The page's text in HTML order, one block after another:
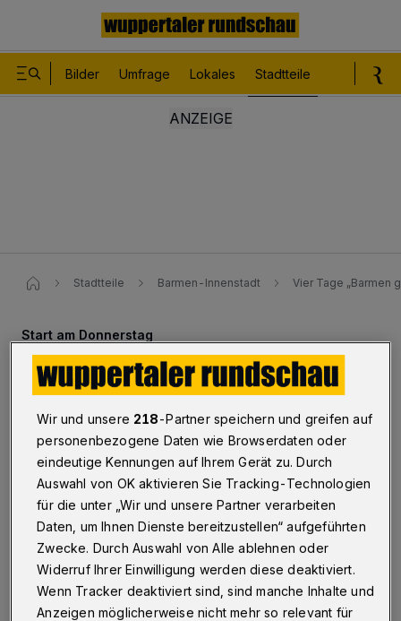
Bilder Umfrage Lokales Stadtteile
Stadtteile Barmen-Innenstadt Vier Tage „Barmen
Start am Donnerstag
„Barmen geht live“ – vier Tage
lang in der City
Wuppertal·Von Christi Himmelfahrt (Vatertag) bis
Sonntag (14. bis 17. Mai) heißt es in Wuppertal vom
Alten Markt bis zur Werther Brücke wieder „Barmen
geht live“.
13.05.2026 , 21:00 Uhr Eine Minute Lesezeit
Wir und unsere 218-Partner speichern und greifen auf
personenbezogene Daten wie Browserdaten oder
eindeutige Kennungen auf Ihrem Gerät zu. Durch
Auswahl von OK aktivieren Sie Tracking-Technologien
für die unter „Wir und unsere Partner verarbeiten
Daten, um Ihnen Dienste bereitzustellen“ aufgeführten
Zwecke. Durch Auswahl von Alle ablehnen oder
Widerruf Ihrer Einwilligung werden diese deaktiviert.
Wenn Tracker deaktiviert sind, sind manche Inhalte und
Anzeigen möglicherweise nicht mehr so relevant für